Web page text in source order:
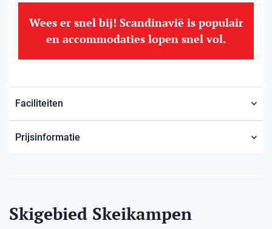
Wees er snel bij! Scandinavië is populair
en accommodaties lopen snel vol.
Faciliteiten
Prijsinformatie
Skigebied Skeikampen